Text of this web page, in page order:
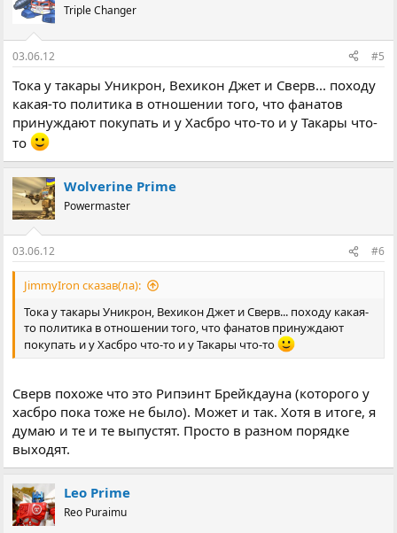
Triple Changer
03.06.12 #5
Тока у такары Уникрон, Вехикон Джет и Сверв... походу
какая-то политика в отношении того, что фанатов
принуждают покупать и у Хасбро что-то и у Такары что-
то
Wolverine Prime
Powermaster
03.06.12 #6
JimmyIron сказав(ла):
Тока у такары Уникрон, Вехикон Джет и Сверв... походу какая-
то политика в отношении того, что фанатов принуждают
покупать и у Хасбро что-то и у Такары что-то
Сверв похоже что это Рипэинт Брейкдауна (которого у
хасбро пока тоже не было). Может и так. Хотя в итоге, я
думаю и те и те выпустят. Просто в разном порядке
выходят.
Leo Prime
Reo Puraimu